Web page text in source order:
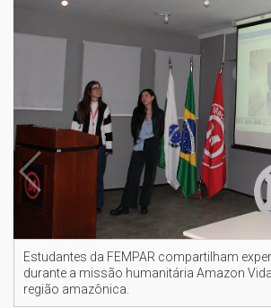
Estudantes da FEMPAR compartilham
durante a missão humanitária Amazon
região amazônica.